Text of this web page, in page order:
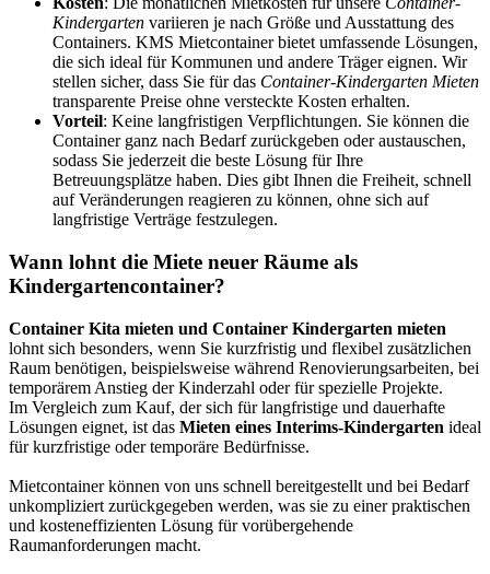
Kindergarten variieren je nach Größe und Ausstattung des
Containers. KMS Mietcontainer bietet umfassende Lösungen,
die sich ideal für Kommunen und andere Träger eignen. Wir
stellen sicher, dass Sie für das Container-Kindergarten Mieten
transparente Preise ohne versteckte Kosten erhalten.
Vorteil: Keine langfristigen Verpflichtungen. Sie können die
Container ganz nach Bedarf zurückgeben oder austauschen,
sodass Sie jederzeit die beste Lösung für Ihre
Betreuungsplätze haben. Dies gibt Ihnen die Freiheit, schnell
auf Veränderungen reagieren zu können, ohne sich auf
langfristige Verträge festzulegen.
Wann lohnt die Miete neuer Räume als
Kindergartencontainer?
Container Kita mieten und Container Kindergarten mieten
lohnt sich besonders, wenn Sie kurzfristig und flexibel zusätzlichen
Raum benötigen, beispielsweise während Renovierungsarbeiten, bei
temporärem Anstieg der Kinderzahl oder für spezielle Projekte.
Im Vergleich zum Kauf, der sich für langfristige und dauerhafte
Lösungen eignet, ist das Mieten eines Interims-Kindergarten ideal
für kurzfristige oder temporäre Bedürfnisse.
Mietcontainer können von uns schnell bereitgestellt und bei Bedarf
unkompliziert zurückgegeben werden, was sie zu einer praktischen
und kosteneffizienten Lösung für vorübergehende
Raumanforderungen macht.